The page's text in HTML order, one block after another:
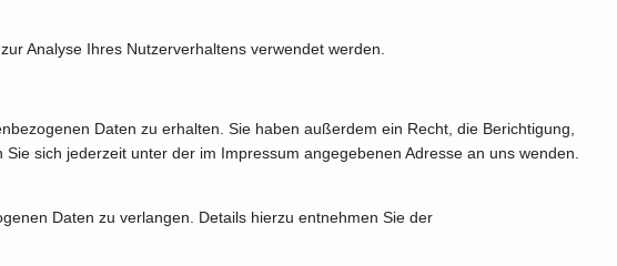
Analyse Ihres Nutzerverhaltens verwendet werden.
Daten zu erhalten. Sie haben außerdem ein Recht, die Berichtigung,
sich jederzeit unter der im Impressum angegebenen Adresse an uns wenden.
Daten zu verlangen. Details hierzu entnehmen Sie der